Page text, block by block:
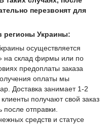
перезвонят для
регионы Украины:
осуществляется
на склад фирмы или по
предоплаты заказа
оплаты мы
Доставка занимает 1-2
получают свой заказ
отправки.
средств и статусе